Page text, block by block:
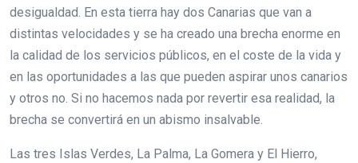
desigualdad. En esta tierra hay dos Canarias que van a
distintas velocidades y se ha creado una brecha enorme en
la calidad de los servicios públicos, en el coste de la vida y
en las oportunidades a las que pueden aspirar unos canarios
y otros no. Si no hacemos nada por revertir esa realidad, la
brecha se convertirá en un abismo insalvable.
Las tres Islas Verdes, La Palma, La Gomera y El Hierro,